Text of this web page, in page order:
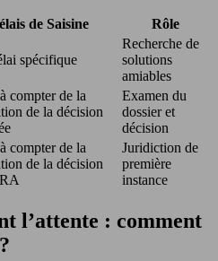
de Saisine
Rôle
spécifique
Recherche de
solutions
amiables
compter de la
de la décision
Examen du
dossier et
décision
compter de la
de la décision
Juridiction de
première
instance
l’attente : comment